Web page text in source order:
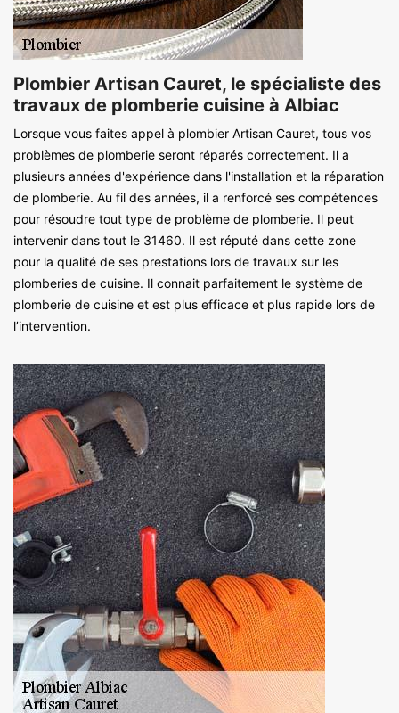
Plombier Artisan Cauret, le spécialiste des
travaux de plomberie cuisine à Albiac
Lorsque vous faites appel à plombier Artisan Cauret, tous vos
problèmes de plomberie seront réparés correctement. Il a
plusieurs années d'expérience dans l'installation et la réparation
de plomberie. Au fil des années, il a renforcé ses compétences
pour résoudre tout type de problème de plomberie. Il peut
intervenir dans tout le 31460. Il est réputé dans cette zone
pour la qualité de ses prestations lors de travaux sur les
plomberies de cuisine. Il connait parfaitement le système de
plomberie de cuisine et est plus efficace et plus rapide lors de
l’intervention.